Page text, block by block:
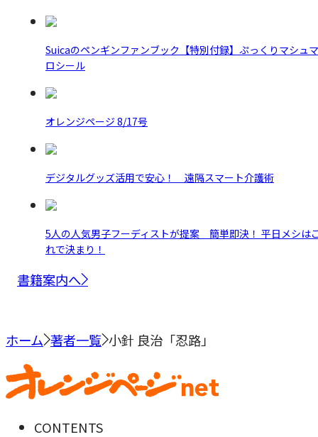
Suicaのペンギンファンブック【特別付録】ぷっくりマシュマ
ロシール
オレンジページ 8/17号
デジタルグッズ活用で安心！ 遠隔スマート介護術
5人の人気男子フーディストが提案 簡単即決！ 平日メシは
れで決まり！
書籍案内へ
ホーム 著者一覧 小針 良治「忍路」
CONTENTS